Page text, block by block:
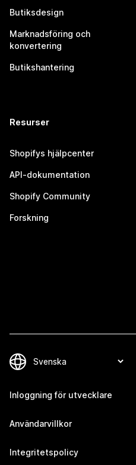
Butiksdesign
Marknadsföring och
konvertering
Butikshantering
Resurser
Shopifys hjälpcenter
API-dokumentation
Shopify Community
Forskning
Inloggning för utvecklare
Användarvillkor
Integritetspolicy